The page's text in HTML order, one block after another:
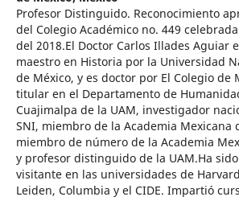
Profesor Distinguido. Reconocimiento
del Colegio Académico no. 449
del 2018.El Doctor Carlos Illades Aguiar
maestro en Historia por la Universidad
de México, y es doctor por El Colegio de
titular en el Departamento de
Cuajimalpa de la UAM, investigador
SNI, miembro de la Academia Mexicana
miembro de número de la Academia
y profesor distinguido de la UAM.Ha
visitante en las universidades de
Leiden, Columbia y el CIDE. Impartió